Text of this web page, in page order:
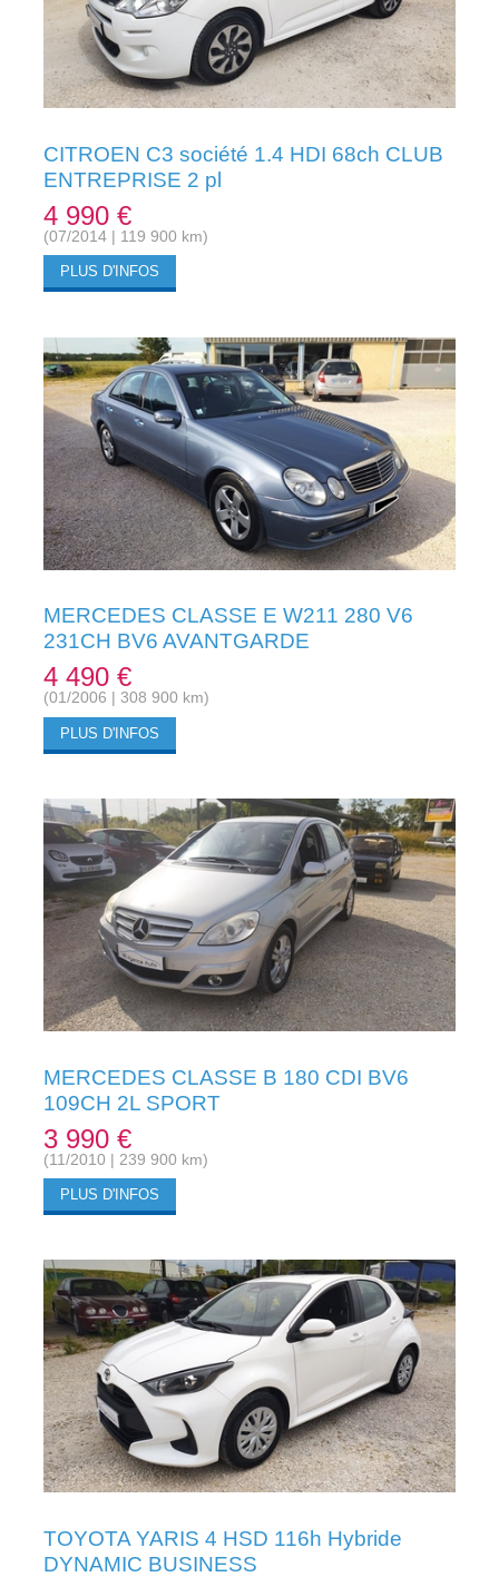
CITROEN C3 société 1.4 HDI 68ch CLUB
ENTREPRISE 2 pl
4 990 €
(07/2014 | 119 900 km)
PLUS D'INFOS
MERCEDES CLASSE E W211 280 V6
231CH BV6 AVANTGARDE
4 490 €
(01/2006 | 308 900 km)
PLUS D'INFOS
MERCEDES CLASSE B 180 CDI BV6
109CH 2L SPORT
3 990 €
(11/2010 | 239 900 km)
PLUS D'INFOS
TOYOTA YARIS 4 HSD 116h Hybride
DYNAMIC BUSINESS